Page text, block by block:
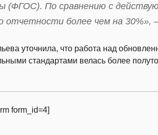
(ФГОС). По сравнению с
отчетности более чем на 30%»,
уточнила, что работа над
стандартами велась более
form_id=4]